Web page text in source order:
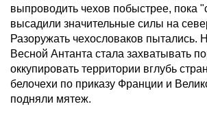
выпроводить чехов побыстрее, пока
высадили значительные силы на
Разоружать чехословаков пытались.
Весной Антанта стала захватывать
оккупировать территории вглубь
белочехи по приказу Франции и
подняли мятеж.